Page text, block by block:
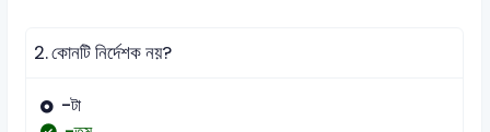
2.কোনটি নির্দেশক নয়?
-টা